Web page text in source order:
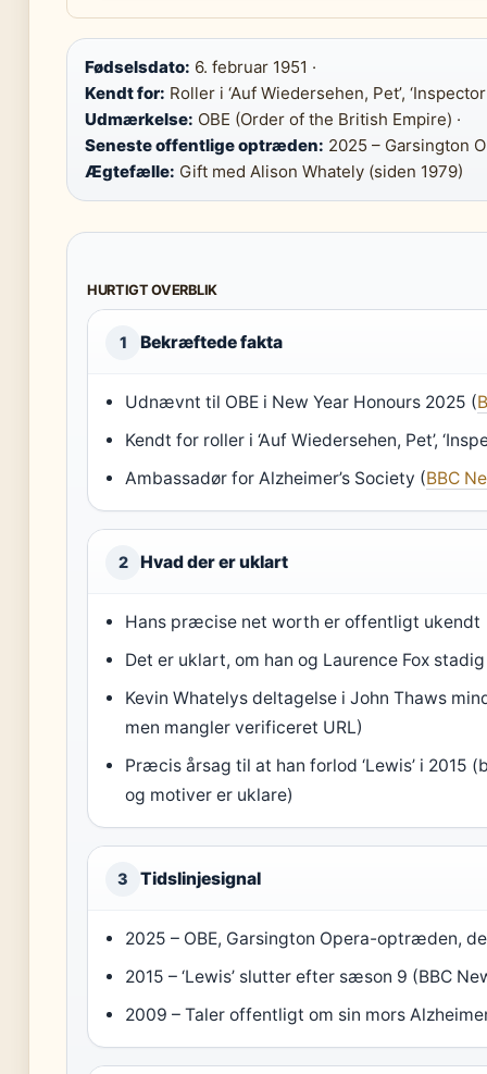
Fødselsdato: 6. februar 1951 ·
Kendt for: Roller i ‘Auf Wiedersehen, Pet’, ‘Inspector
Udmærkelse: OBE (Order of the British Empire) ·
Seneste offentlige optræden: 2025 – Garsington
Ægtefælle: Gift med Alison Whately (siden 1979)
HURTIGT OVERBLIK
1 Bekræftede fakta
Udnævnt til OBE i New Year Honours 2025 (
Kendt for roller i ‘Auf Wiedersehen, Pet’,
Ambassadør for Alzheimer’s Society (BBC
2 Hvad der er uklart
Hans præcise net worth er offentligt ukendt
Det er uklart, om han og Laurence Fox
Kevin Whatelys deltagelse i John Thaws
men mangler verificeret URL)
Præcis årsag til at han forlod ‘Lewis’ i
og motiver er uklare)
3 Tidslinjesignal
2025 – OBE, Garsington Opera-optræden,
2015 – ‘Lewis’ slutter efter sæson 9 (BBC
2009 – Taler offentligt om sin mors